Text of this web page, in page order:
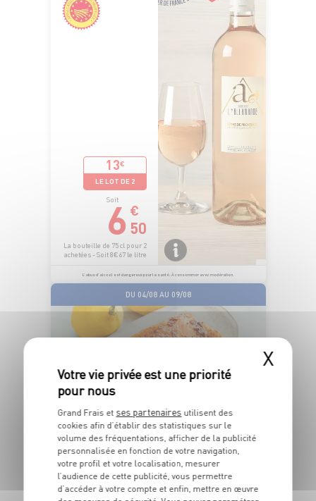
13€
LE LOT DE 2
Soit
6 €
50
La bouteille de 75 cl pour 2
achetées - Soit 8€67 le litre
L’abus d’alcool est dangereux pour la santé. À consommer avec modération.
DU 04/08 AU 09/08
NORVÈGE
PAVÉ DE SAUMON À LA PROVENÇALE
X
Grand Frais et ses partenaires utilisent des
cookies afin d’établir des statistiques sur le
volume des fréquentations, afficher de la publicité
personnalisée en fonction de votre navigation,
votre profil et votre localisation, mesurer
l’audience de cette publicité, vous permettre
d’accéder à votre compte et enfin, mettre en œuvre